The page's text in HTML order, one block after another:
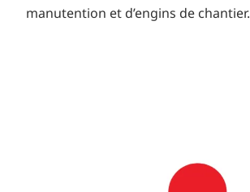
manutention et d’engins de chantier.